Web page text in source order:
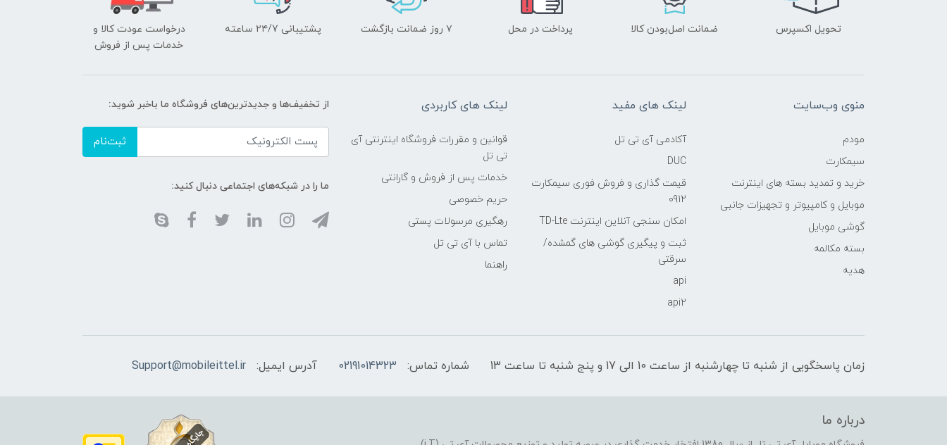
تحویل اکسپرس ضمانت اصل‌بودن کالا پرداخت در محل ۷ روز ضمانت بازگشت پشتیبانی ۲۴/7 ساعته
درخواست عودت کالا و
خدمات پس از فروش
منوی وب‌سایت
مودم
سیمکارت
خرید و تمدید بسته های اینترنت
موبایل و کامپیوتر و تجهیزات جانبی
گوشی موبایل
بسته مکالمه
هدیه
لینک های مفید
آکادمی آی تی تل
DUC
قیمت گذاری و فروش فوری سیمکارت
0912
امکان سنجی آنلاین اینترنت TD-Lte
ثبت و پیگیری گوشی های گمشده/
سرقتی
api
api2
لینک های کاربردی
قوانین و مقررات فروشگاه اینترنتی آی
تی تل
خدمات پس از فروش و گارانتی
حریم خصوصی
رهگیری مرسولات پستی
تماس با آی تی تل
راهنما
از تخفیف‌ها و جدیدترین‌های فروشگاه ما باخبر شوید:
ثبت‌نام
ما را در شبکه‌های اجتماعی دنبال کنید:
زمان پاسخگویی از شنبه تا چهارشنبه از ساعت 10 الی 17 و پنج شنبه تا ساعت 13 شماره تماس: 02191014323 آدرس ایمیل: Support@mobileittel.ir
درباره ما